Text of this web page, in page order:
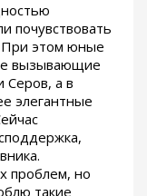
почувствовать
При этом юные
вызывающие
Серов, а в
элегантные
проблем, но
такие